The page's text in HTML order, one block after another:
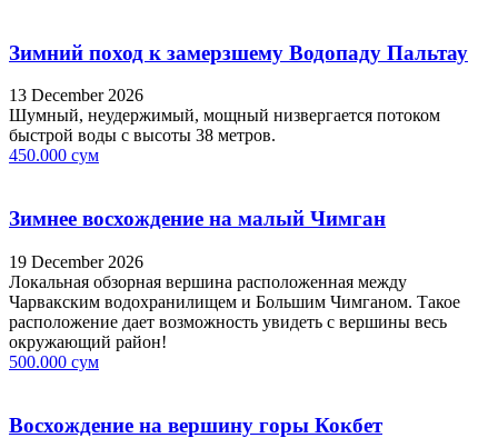
Зимний поход к замерзшему Водопаду Пальтау
13 December 2026
Шумный, неудержимый, мощный низвергается потоком
быстрой воды с высоты 38 метров.
450.000 сум
Зимнее восхождение на малый Чимган
19 December 2026
Локальная обзорная вершина расположенная между
Чарвакским водохранилищем и Большим Чимганом. Такое
расположение дает возможность увидеть с вершины весь
окружающий район!
500.000 сум
Восхождение на вершину горы Кокбет